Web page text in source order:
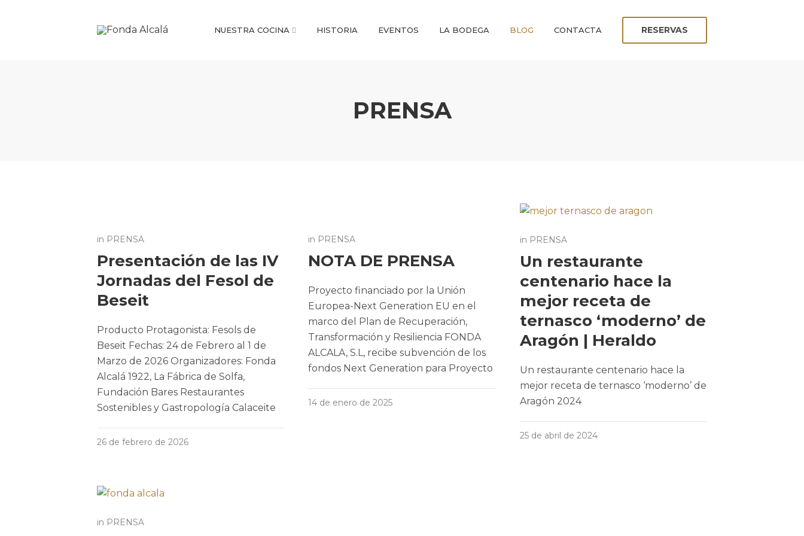
NUESTRA COCINA HISTORIA EVENTOS LA BODEGA BLOG CONTACTA RESERVAS
PRENSA
in PRENSA
Presentación de las IV
Jornadas del Fesol de
Beseit
Producto Protagonista: Fesols de
Beseit Fechas: 24 de Febrero al 1 de
Marzo de 2026 Organizadores: Fonda
Alcalá 1922, La Fábrica de Solfa,
Fundación Bares Restaurantes
Sostenibles y Gastropología Calaceite
26 de febrero de 2026
in PRENSA
NOTA DE PRENSA
Proyecto financiado por la Unión
Europea-Next Generation EU en el
marco del Plan de Recuperación,
Transformación y Resiliencia FONDA
ALCALA, S.L, recibe subvención de los
fondos Next Generation para Proyecto
14 de enero de 2025
in PRENSA
Un restaurante
centenario hace la
mejor receta de
ternasco ‘moderno’ de
Aragón | Heraldo
Un restaurante centenario hace la
mejor receta de ternasco ‘moderno’ de
Aragón 2024
25 de abril de 2024
in PRENSA